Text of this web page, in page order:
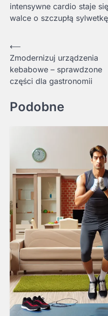
intensywne cardio staje
walce o szczupłą
Nawigacja
wpisu
⟵
Zmodernizuj urządzenia
kebabowe – sprawdzone
części dla gastronomii
Podobne